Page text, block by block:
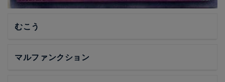
むこう
マルファンクション